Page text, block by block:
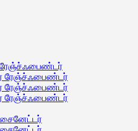
ரேஞ்ச்ஃபைண்டர்
ரேஞ்ச்ஃபைண்டர்
ரேஞ்ச்ஃபைண்டர்
ரேஞ்ச்ஃபைண்டர்